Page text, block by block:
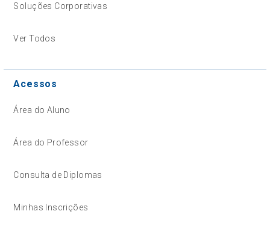
Soluções Corporativas
Ver Todos
Acessos
Área do Aluno
Área do Professor
Consulta de Diplomas
Minhas Inscrições